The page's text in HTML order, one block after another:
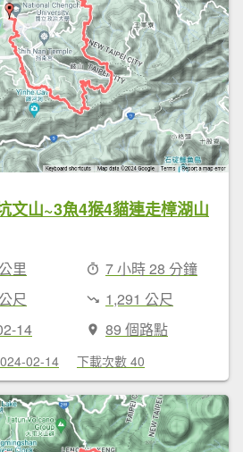
文山~3魚4猴4貓連走樟湖山
里
7 小時 28 分鐘
尺
1,291 公尺
14
89 個路點
02-14 下載次數 40